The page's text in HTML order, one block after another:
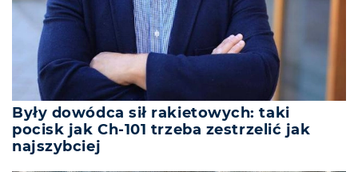
Były dowódca sił rakietowych: taki
pocisk jak Ch-101 trzeba zestrzelić jak
najszybciej